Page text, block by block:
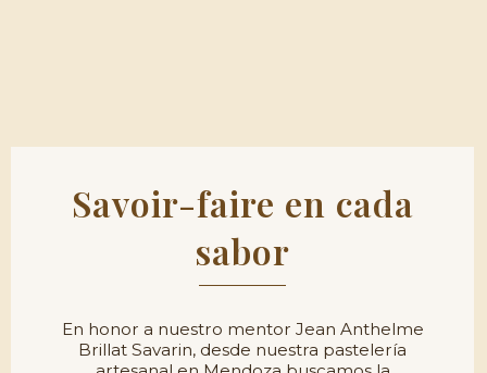
Savoir-faire en cada
sabor
En honor a nuestro mentor Jean Anthelme
Brillat Savarin, desde nuestra pastelería